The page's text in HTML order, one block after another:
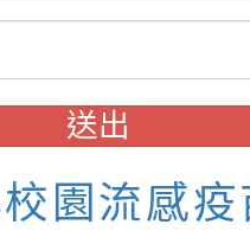
長團體」
年度教育
理性別平
學人才庫
請教師
政府腸
交通局
」全民
家庭教育
淘桃－祖
敘部建置
送出
園流感